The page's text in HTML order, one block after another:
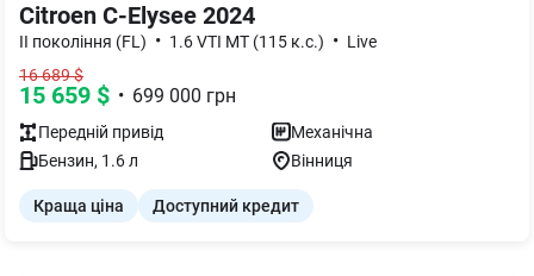
Citroen C-Elysee 2024
II покоління (FL) • 1.6 VTI MT (115 к.с.) • Live
16 689$
15 659 $ • 699 000 грн
Передній привід
Механічна
Бензин, 1.6л Вінниця
Краща ціна Доступний кредит